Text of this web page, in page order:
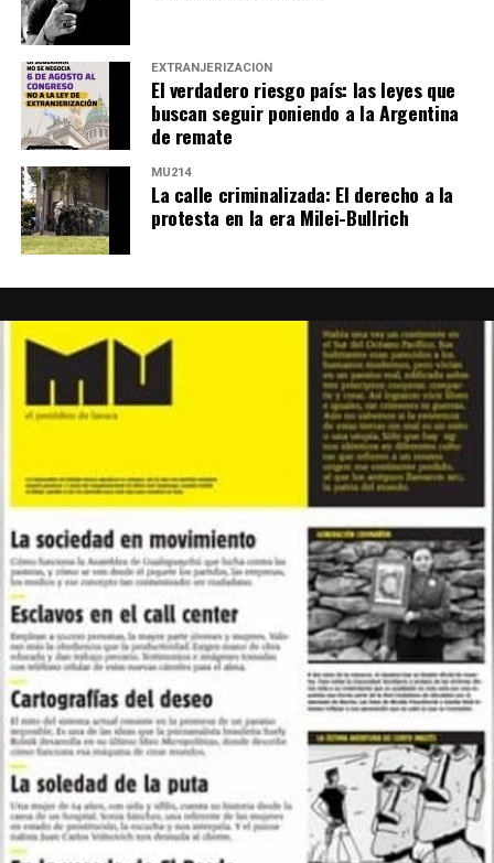
EXTRANJERIZACIÓN
El verdadero riesgo país: las leyes que
buscan seguir poniendo a la Argentina
de remate
MU214
La calle criminalizada: El derecho a la
protesta en la era Milei-Bullrich